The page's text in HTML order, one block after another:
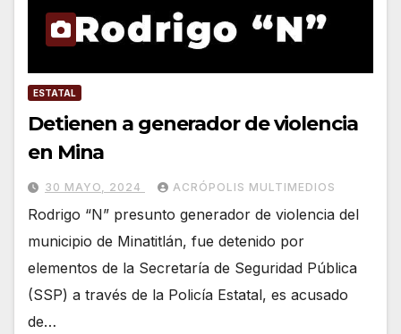
ESTATAL
Detienen a generador de violencia
en Mina
30 MAYO, 2024 ACRÓPOLIS MULTIMEDIOS
Rodrigo “N” presunto generador de violencia del
municipio de Minatitlán, fue detenido por
elementos de la Secretaría de Seguridad Pública
(SSP) a través de la Policía Estatal, es acusado
de…